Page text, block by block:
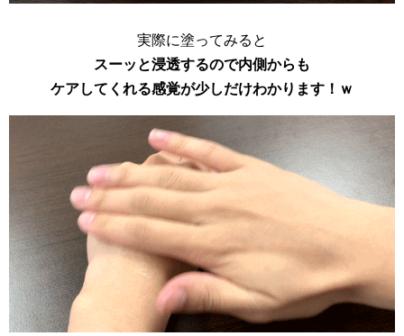
実際に塗ってみると
スーッと浸透するので内側からも
ケアしてくれる感覚が少しだけわかります！ｗ